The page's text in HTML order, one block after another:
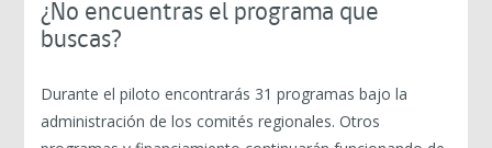
¿No encuentras el programa que
buscas?
Durante el piloto encontrarás 31 programas bajo la
administración de los comités regionales. Otros